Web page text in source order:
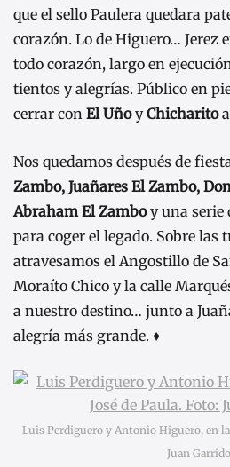
que el sello Paulera quedara
corazón. Lo de Higuero… Jerez
todo corazón, largo en
tientos y alegrías. Público en
cerrar con El UñoyChicharito
Nos quedamos después de
Zambo, Juañares El Zambo,
Abraham El Zamboy una serie
para coger el legado. Sobre las
atravesamos el Angostillo de
Moraíto Chico y la calle
a nuestro destino… junto a
alegría más grande. ♦
Luis Perdiguero y Antonio Higuero, en la
Juan Garrido